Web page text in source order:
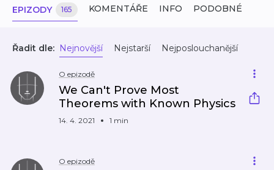
EPIZODY 165 KOMENTÁŘE INFO PODOBNÉ
Řadit dle: Nejnovější Nejstarší Nejposlouchanější
O epizodě
We Can't Prove Most
Theorems with Known Physics
14. 4. 2021 1 min
O epizodě